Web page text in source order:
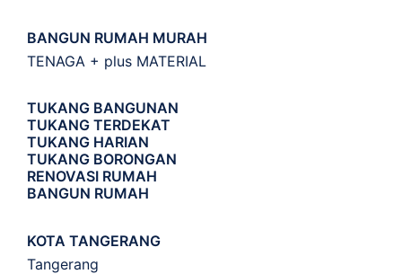
BANGUN RUMAH MURAH
TENAGA + plus MATERIAL
TUKANG BANGUNAN
TUKANG TERDEKAT
TUKANG HARIAN
TUKANG BORONGAN
RENOVASI RUMAH
BANGUN RUMAH
KOTA TANGERANG
Tangerang